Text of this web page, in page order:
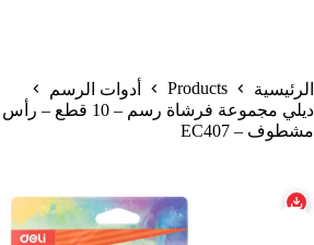
الرئيسية Products
أدوات الرسم
ديلي مجموعة فرشاة رسم –
مشطوف – EC407